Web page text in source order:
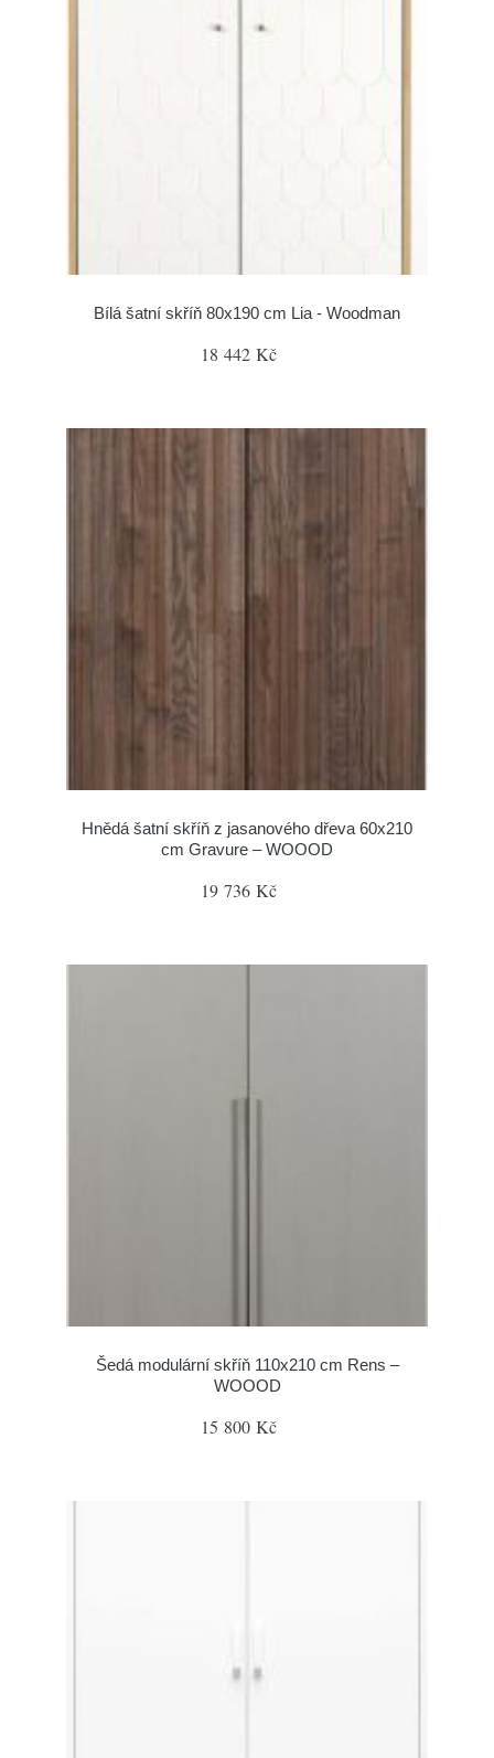
Bílá šatní skříň 80x190 cm Lia - Woodman
18 442 Kč
Hnědá šatní skříň z jasanového dřeva 60x210
cm Gravure – WOOOD
19 736 Kč
Šedá modulární skříň 110x210 cm Rens –
WOOOD
15 800 Kč